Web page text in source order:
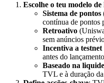
Escolhe o teu modelo
Sistema de pontos
contínua de pontos
Retroativo
sem anúncios
Incentiva a testnet
antes do
Baseado na
TVL e à duração